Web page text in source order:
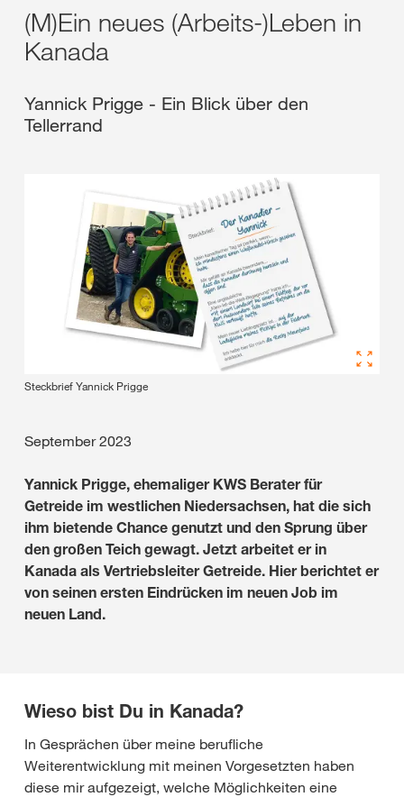
(M)Ein neues (Arbeits-)Leben in
Kanada
Yannick Prigge - Ein Blick über den
Tellerrand
Steckbrief Yannick Prigge
September 2023
Yannick Prigge, ehemaliger KWS Berater für
Getreide im westlichen Niedersachsen, hat die sich
ihm bietende Chance genutzt und den Sprung über
den großen Teich gewagt. Jetzt arbeitet er in
Kanada als Vertriebsleiter Getreide. Hier berichtet er
von seinen ersten Eindrücken im neuen Job im
neuen Land.
Wieso bist Du in Kanada?
In Gesprächen über meine berufliche
Weiterentwicklung mit meinen Vorgesetzten haben
diese mir aufgezeigt, welche Möglichkeiten eine